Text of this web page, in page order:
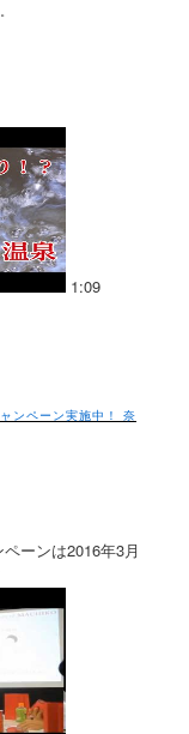
1:09
ンペーン実施中！ 奈
ーンは2016年3月